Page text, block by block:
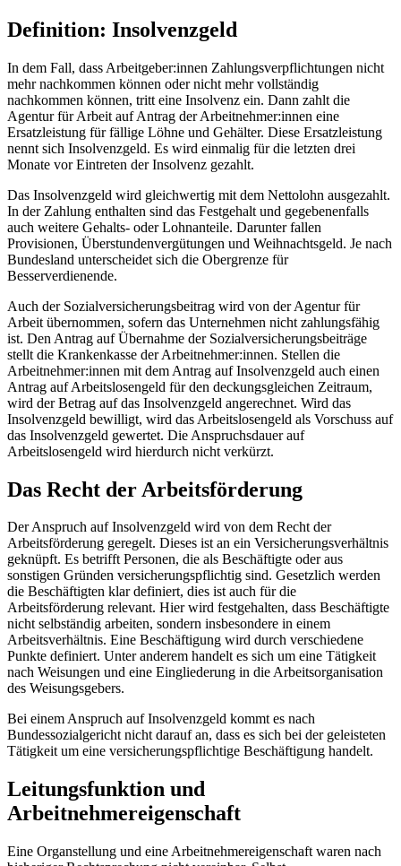
Definition: Insolvenzgeld
In dem Fall, dass Arbeitgeber:innen Zahlungsverpflichtungen nicht
mehr nachkommen können oder nicht mehr vollständig
nachkommen können, tritt eine Insolvenz ein. Dann zahlt die
Agentur für Arbeit auf Antrag der Arbeitnehmer:innen eine
Ersatzleistung für fällige Löhne und Gehälter. Diese Ersatzleistung
nennt sich Insolvenzgeld. Es wird einmalig für die letzten drei
Monate vor Eintreten der Insolvenz gezahlt.
Das Insolvenzgeld wird gleichwertig mit dem Nettolohn ausgezahlt.
In der Zahlung enthalten sind das Festgehalt und gegebenenfalls
auch weitere Gehalts- oder Lohnanteile. Darunter fallen
Provisionen, Überstundenvergütungen und Weihnachtsgeld. Je nach
Bundesland unterscheidet sich die Obergrenze für
Besserverdienende.
Auch der Sozialversicherungsbeitrag wird von der Agentur für
Arbeit übernommen, sofern das Unternehmen nicht zahlungsfähig
ist. Den Antrag auf Übernahme der Sozialversicherungsbeiträge
stellt die Krankenkasse der Arbeitnehmer:innen. Stellen die
Arbeitnehmer:innen mit dem Antrag auf Insolvenzgeld auch einen
Antrag auf Arbeitslosengeld für den deckungsgleichen Zeitraum,
wird der Betrag auf das Insolvenzgeld angerechnet. Wird das
Insolvenzgeld bewilligt, wird das Arbeitslosengeld als Vorschuss auf
das Insolvenzgeld gewertet. Die Anspruchsdauer auf
Arbeitslosengeld wird hierdurch nicht verkürzt.
Das Recht der Arbeitsförderung
Der Anspruch auf Insolvenzgeld wird von dem Recht der
Arbeitsförderung geregelt. Dieses ist an ein Versicherungsverhältnis
geknüpft. Es betrifft Personen, die als Beschäftigte oder aus
sonstigen Gründen versicherungspflichtig sind. Gesetzlich werden
die Beschäftigten klar definiert, dies ist auch für die
Arbeitsförderung relevant. Hier wird festgehalten, dass Beschäftigte
nicht selbständig arbeiten, sondern insbesondere in einem
Arbeitsverhältnis. Eine Beschäftigung wird durch verschiedene
Punkte definiert. Unter anderem handelt es sich um eine Tätigkeit
nach Weisungen und eine Eingliederung in die Arbeitsorganisation
des Weisungsgebers.
Bei einem Anspruch auf Insolvenzgeld kommt es nach
Bundessozialgericht nicht darauf an, dass es sich bei der geleisteten
Tätigkeit um eine versicherungspflichtige Beschäftigung handelt.
Leitungsfunktion und
Arbeitnehmereigenschaft
Eine Organstellung und eine Arbeitnehmereigenschaft waren nach